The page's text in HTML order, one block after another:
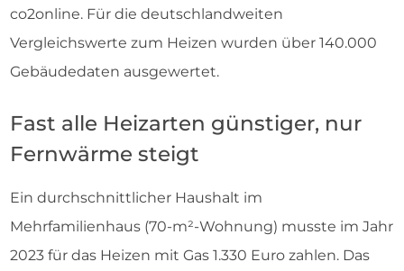
co2online. Für die deutschlandweiten
Vergleichswerte zum Heizen wurden über 140.000
Gebäudedaten ausgewertet.
Fast alle Heizarten günstiger, nur
Fernwärme steigt
Ein durchschnittlicher Haushalt im
Mehrfamilienhaus (70-m²-Wohnung) musste im Jahr
2023 für das Heizen mit Gas 1.330 Euro zahlen. Das